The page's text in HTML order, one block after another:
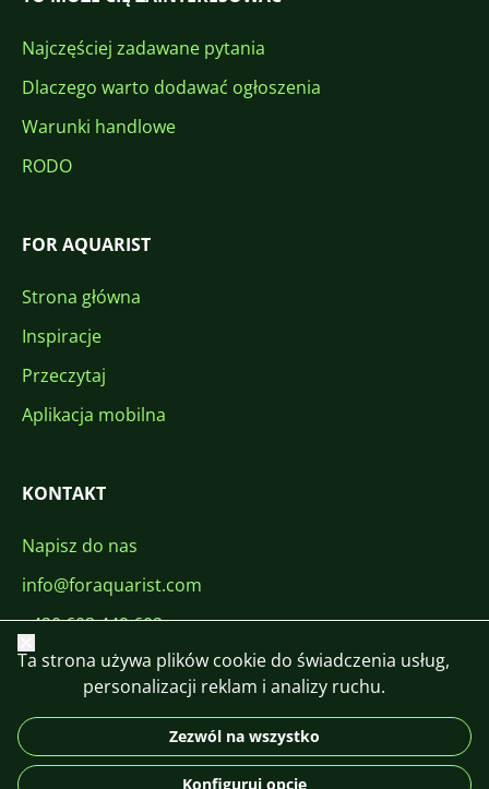
Najczęściej zadawane pytania
Dlaczego warto dodawać ogłoszenia
Warunki handlowe
RODO
FOR AQUARIST
Strona główna
Inspiracje
Przeczytaj
Aplikacja mobilna
KONTAKT
Napisz do nas
info@foraquarist.com
+420 603 449 602
DE
Zamknij
Ta strona używa plików cookie do świadczenia usług,
personalizacji reklam i analizy ruchu.
Zezwól na wszystko
Konfiguruj opcje